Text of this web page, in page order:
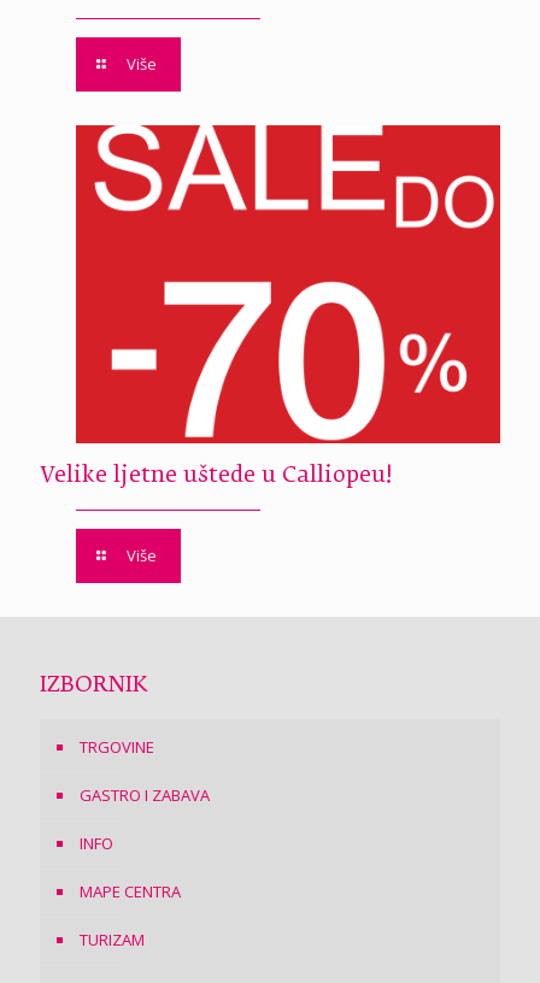
Više
Velike ljetne uštede u Calliopeu!
Više
IZBORNIK
TRGOVINE
GASTRO I ZABAVA
INFO
MAPE CENTRA
TURIZAM